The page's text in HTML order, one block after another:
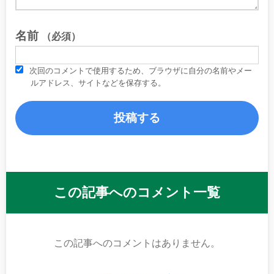
名前 （必須）
次回のコメントで使用するため、ブラウザに自分の名前やメー
ルアドレス、サイトなどを保存する。
この記事へのコメント一覧
この記事へのコメントはありません。